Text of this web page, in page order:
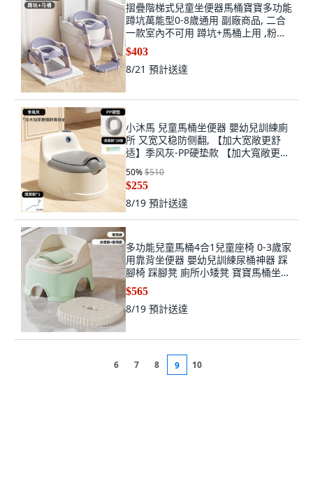
摺疊階梯式兒童坐便器馬桶寶寶多功能
蹲坑萬能型0-8歲通用 副廠商品, 二合
一款室內不可用 蹲坑+馬桶上用 ,粉色
硬墊, 粉色, 硬墊
$403
8/21 預計送達
小沐馬 兒童馬桶坐便器 嬰幼兒訓練廁
所 又宽又稳防侧翻, 【加大宽敞更舒
适】季风灰-PP硬垫款 【加大寬敞更舒
適】季風灰 - PP硬墊款
50%$510
$255
8/19 預計送達
多功能兒童馬桶4合1兒童座椅 0-3歲家
用靠背坐便器 嬰幼兒訓練尿桶神器 踩
腳椅 踩腳凳 廁所小矮凳 寶寶馬桶坐便
圈, 綠色●坐便器+座椅面
$565
8/19 預計送達
6 7 8 9 10